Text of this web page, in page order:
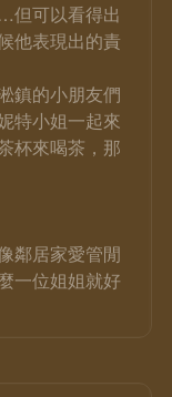
但可以看得出
他表現出的責
鎮的小朋友們
特小姐一起來
杯來喝茶，那
鄰居家愛管閒
一位姐姐就好